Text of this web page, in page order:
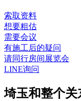
索取资料
想要粗估
需要会议
有施工后的疑问
请同行房间展览会
LINE询问
埼玉和整个